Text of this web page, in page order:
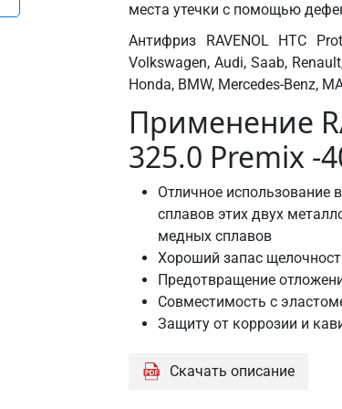
GM
1899M
GM
QL130100
MAN
324
NF
325.0
MB
326.0
NATO
S-759
Glaceol
места утечки с помощью
Антифриз RAVENOL HTC
Volkswagen, Audi, Saab,
Honda, BMW, Mercedes-Benz,
Применение
325.0 Premix -
Отличное использование
сплавов этих двух
медных сплавов
Хороший запас
Предотвращение
Совместимость с
Защиту от коррозии и
Скачать описание